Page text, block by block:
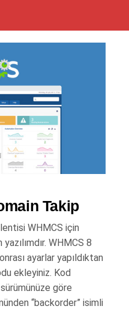
Takip
WHMCS için
WHMCS 8
ayarlar yapıldıktan
ekleyiniz. Kod
göre
“backorder” isimli